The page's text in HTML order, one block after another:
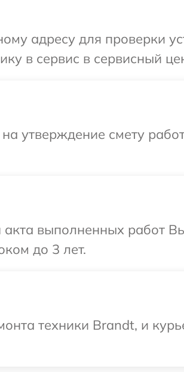
адресу для проверки
в сервис в сервисный
утверждение смету
выполненных работ
до 3 лет.
техники Brandt, и